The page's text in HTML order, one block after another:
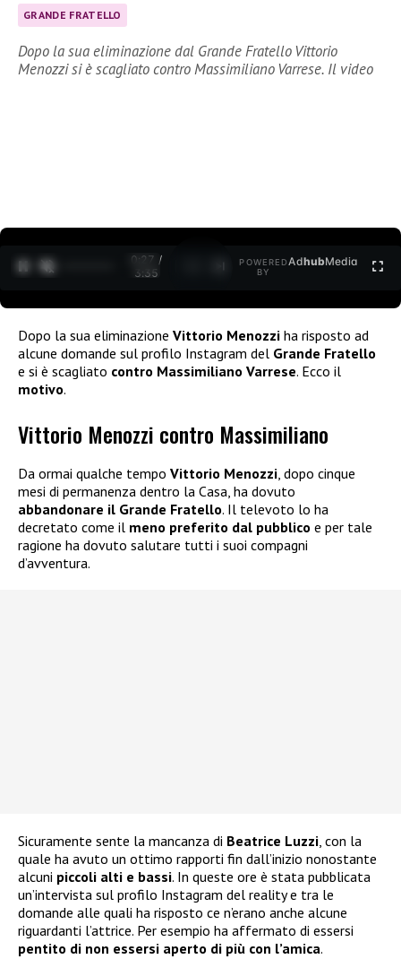
GRANDE FRATELLO
Dopo la sua eliminazione dal Grande Fratello Vittorio
Menozzi si è scagliato contro Massimiliano Varrese. Il video
0:28 /
3:35
POWERED
BY
AdhubMedia
Dopo la sua eliminazione Vittorio Menozzi ha risposto ad
alcune domande sul profilo Instagram del Grande Fratello
e si è scagliato contro Massimiliano Varrese. Ecco il
motivo.
Vittorio Menozzi contro Massimiliano
Da ormai qualche tempo Vittorio Menozzi, dopo cinque
mesi di permanenza dentro la Casa, ha dovuto
abbandonare il Grande Fratello. Il televoto lo ha
decretato come il meno preferito dal pubblico e per tale
ragione ha dovuto salutare tutti i suoi compagni
d’avventura.
Sicuramente sente la mancanza di Beatrice Luzzi, con la
quale ha avuto un ottimo rapporti fin dall’inizio nonostante
alcuni piccoli alti e bassi. In queste ore è stata pubblicata
un’intervista sul profilo Instagram del reality e tra le
domande alle quali ha risposto ce n’erano anche alcune
riguardanti l’attrice. Per esempio ha affermato di essersi
pentito di non essersi aperto di più con l’amica.